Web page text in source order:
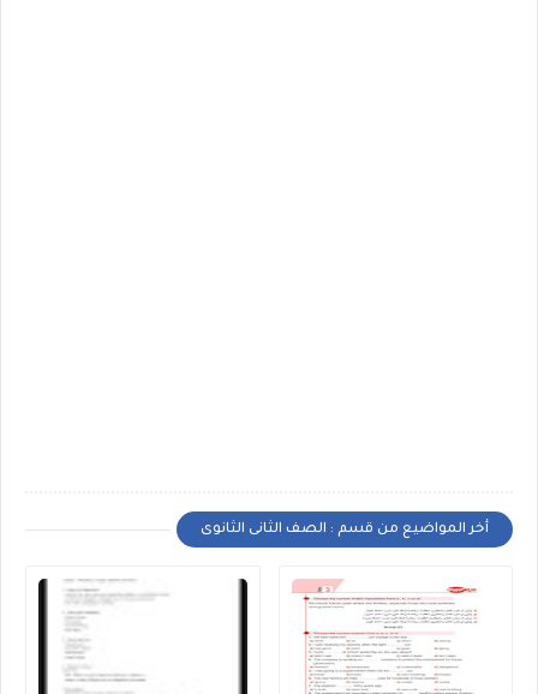
أخر المواضيع من قسم : الصف الثانى الثانوى